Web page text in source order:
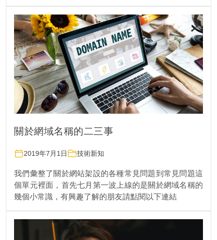
關於網域名稱的二三事
2019年7月1日 技術新知
我們彙整了關於網站架設的各種常見問題到常見問題這
個單元裡面，首先七月第一波上線的是關於網域名稱的
幾個小常識，有興趣了解的朋友請點閱以下連結